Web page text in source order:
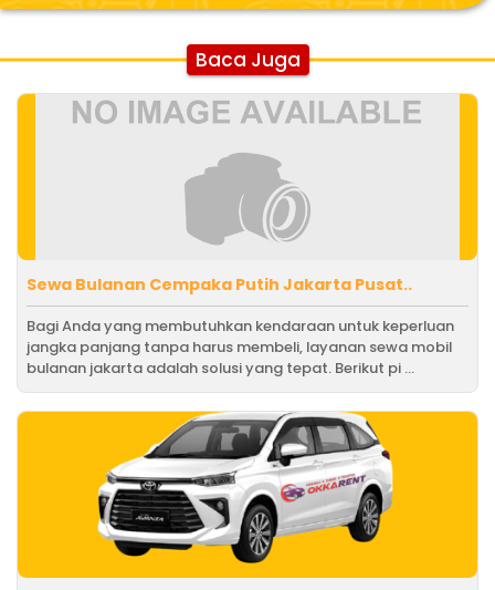
Baca Juga
Sewa Bulanan Cempaka Putih Jakarta Pusat..
Bagi Anda yang membutuhkan kendaraan untuk keperluan
jangka panjang tanpa harus membeli, layanan sewa mobil
bulanan jakarta adalah solusi yang tepat. Berikut pi ...